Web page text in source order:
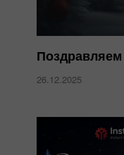
26.12.2025